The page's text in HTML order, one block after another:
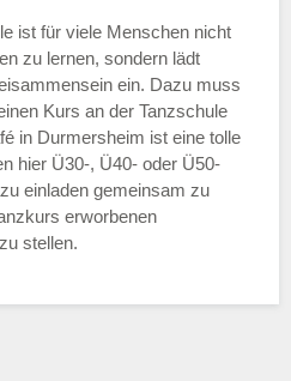
ist für viele Menschen nicht
zu lernen, sondern lädt
ein. Dazu muss
Kurs an der Tanzschule
in Durmersheim ist eine tolle
hier Ü30-, Ü40- oder Ü50-
einladen gemeinsam zu
erworbenen
stellen.